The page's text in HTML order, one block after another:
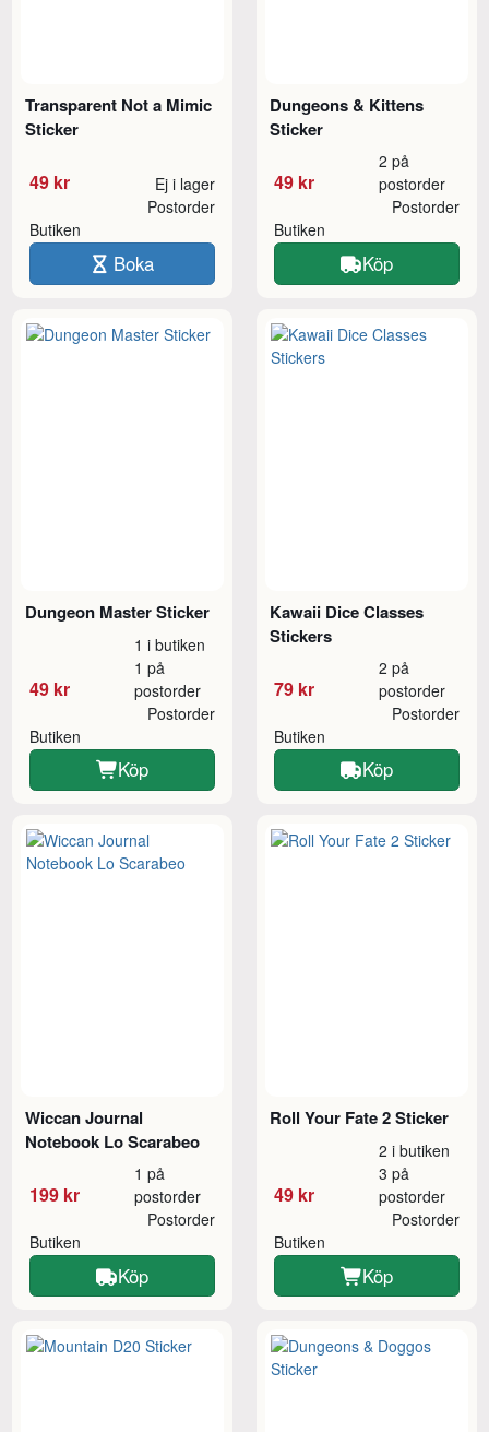
Transparent Not a Mimic
Sticker
49 kr Ej i lager
Butiken
Postorder
Boka
Dungeons & Kittens
Sticker
49 kr
2 på
postorder
Butiken
Postorder
Köp
Dungeon Master Sticker
49 kr
1 i butiken
1 på
postorder
Butiken
Postorder
Köp
Kawaii Dice Classes
Stickers
79 kr
2 på
postorder
Butiken
Postorder
Köp
Wiccan Journal
Notebook Lo Scarabeo
199 kr
1 på
postorder
Butiken
Postorder
Köp
Roll Your Fate 2 Sticker
49 kr
2 i butiken
3 på
postorder
Butiken
Postorder
Köp